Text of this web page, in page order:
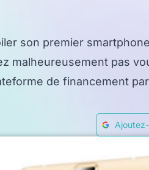
son premier
malheureusement pas
de financement